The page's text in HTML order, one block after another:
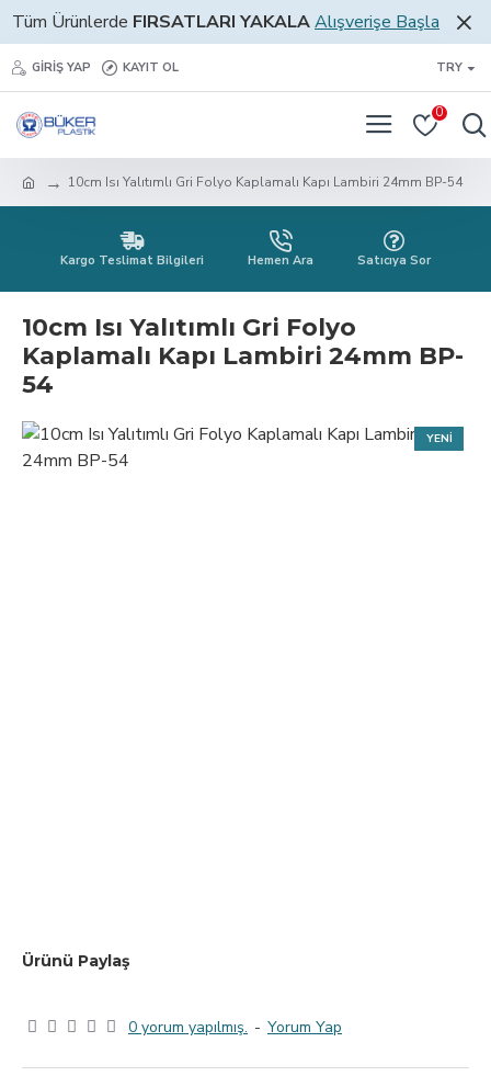
Tüm Ürünlerde FIRSATLARI YAKALAAlışverişe Başla
GIRIŞ YAP KAYIT OL TRY
0
10cm Isı Yalıtımlı Gri Folyo Kaplamalı Kapı Lambiri 24mm BP-54
Kargo Teslimat Bilgileri Hemen Ara Satıcıya Sor
10cm Isı Yalıtımlı Gri Folyo
Kaplamalı Kapı Lambiri 24mm BP-
54
YENI
Ürünü Paylaş
0 yorum yapılmış. - Yorum Yap